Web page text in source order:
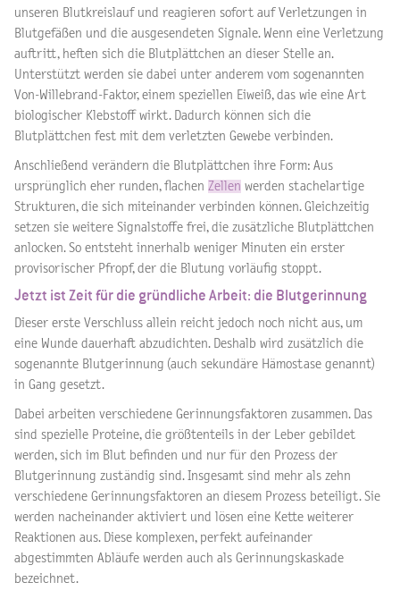
unseren Blutkreislauf und reagieren sofort auf Verletzungen in
Blutgefäßen und die ausgesendeten Signale. Wenn eine Verletzung
auftritt, heften sich die Blutplättchen an dieser Stelle an.
Unterstützt werden sie dabei unter anderem vom sogenannten
Von-Willebrand-Faktor, einem speziellen Eiweiß, das wie eine Art
biologischer Klebstoff wirkt. Dadurch können sich die
Blutplättchen fest mit dem verletzten Gewebe verbinden.
Anschließend verändern die Blutplättchen ihre Form: Aus
ursprünglich eher runden, flachen Zellen werden stachelartige
Strukturen, die sich miteinander verbinden können. Gleichzeitig
setzen sie weitere Signalstoffe frei, die zusätzliche Blutplättchen
anlocken. So entsteht innerhalb weniger Minuten ein erster
provisorischer Pfropf, der die Blutung vorläufig stoppt.
Jetzt ist Zeit für die gründliche Arbeit: die Blutgerinnung
Dieser erste Verschluss allein reicht jedoch noch nicht aus, um
eine Wunde dauerhaft abzudichten. Deshalb wird zusätzlich die
sogenannte Blutgerinnung (auch sekundäre Hämostase genannt)
in Gang gesetzt.
Dabei arbeiten verschiedene Gerinnungsfaktoren zusammen. Das
sind spezielle Proteine, die größtenteils in der Leber gebildet
werden, sich im Blut befinden und nur für den Prozess der
Blutgerinnung zuständig sind. Insgesamt sind mehr als zehn
verschiedene Gerinnungsfaktoren an diesem Prozess beteiligt. Sie
werden nacheinander aktiviert und lösen eine Kette weiterer
Reaktionen aus. Diese komplexen, perfekt aufeinander
abgestimmten Abläufe werden auch als Gerinnungskaskade
bezeichnet.